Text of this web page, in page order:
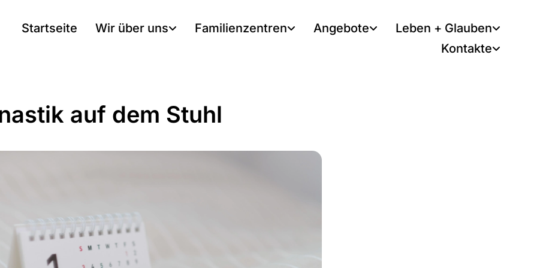
Startseite Wir über uns Familienzentren Angebote
Leben + Glauben
Kontakte
auf dem Stuhl